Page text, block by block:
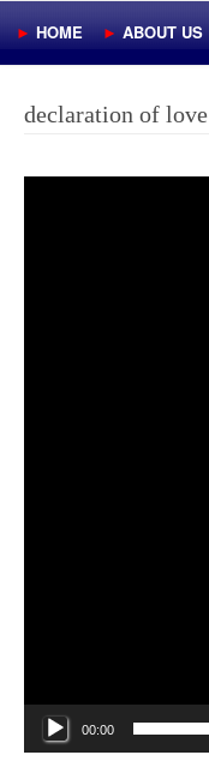
► HOME ► ABOUT US
declaration of love
00:00